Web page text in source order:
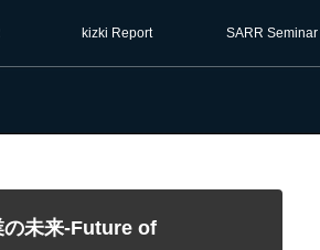
kizki Report SARR Seminar
の未来-Future of